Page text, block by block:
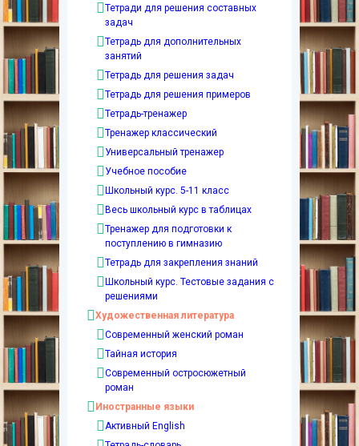
Тетради для решения составных
задач
Тетрадь для дополнительных
занятий
Тетрадь для решения задач
Тетрадь для решения примеров
Тетрадь-тренажер
Тренажер классический
Универсальный тренажер
Учебное пособие
Школьный курс. 5-11 класс
Весь школьный курс в таблицах
Тренажер для подготовки к
поступлению в гимназию
Тетрадь для закрепления знаний
Школьный курс. Тестовые задания с
решениями
Художественная литература
Современный женский роман
Тайная история
Современный остросюжетный
роман
Иностранные языки
Активный English